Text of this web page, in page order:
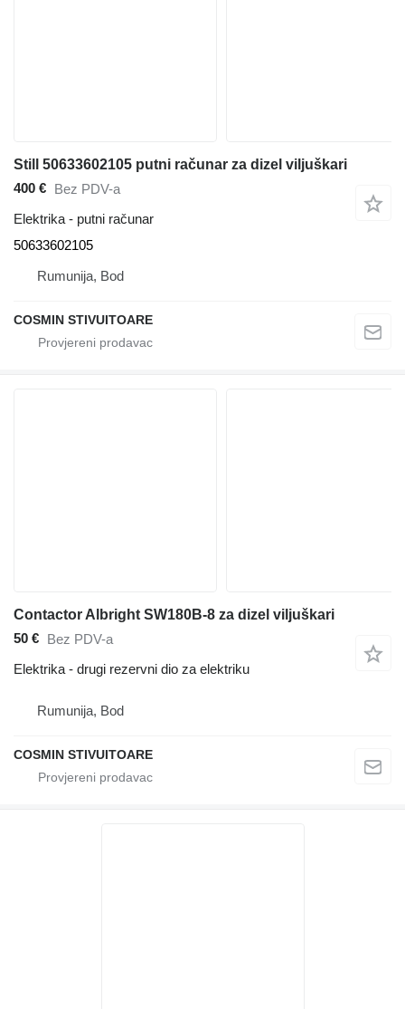
Still 50633602105 putni računar za dizel viljuškari
400 € Bez PDV-a
Elektrika - putni računar
50633602105
Rumunija, Bod
COSMIN STIVUITOARE
Contactor Albright SW180B-8 za dizel viljuškari
50 € Bez PDV-a
Elektrika - drugi rezervni dio za elektriku
Rumunija, Bod
COSMIN STIVUITOARE